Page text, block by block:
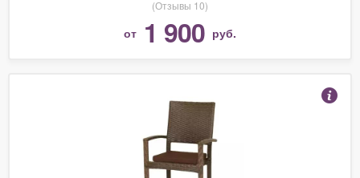
(Отзывы 10)
от 1 900 руб.